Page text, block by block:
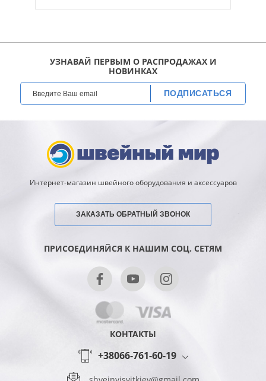
УЗНАВАЙ ПЕРВЫМ О РАСПРОДАЖАХ И
НОВИНКАХ
ПОДПИСАТЬСЯ
Интернет-магазин швейного оборудования и аксессуаров
ЗАКАЗАТЬ ОБРАТНЫЙ ЗВОНОК
ПРИСОЕДИНЯЙСЯ К НАШИМ СОЦ. СЕТЯМ
КОНТАКТЫ
+38066-761-60-19